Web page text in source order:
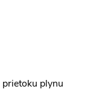
prietoku plynu